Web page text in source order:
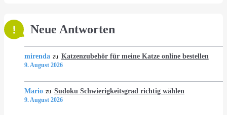
Neue Antworten
mirenda zu Katzenzubehör für meine Katze online bestellen
9. August 2026
Mario zu Sudoku Schwierigkeitsgrad richtig wählen
9. August 2026